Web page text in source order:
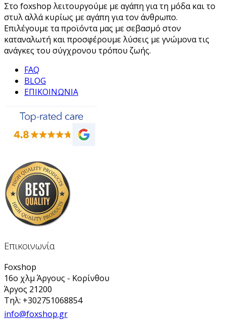
Στο foxshop λειτουργούμε με αγάπη για τη μόδα και το
στυλ αλλά κυρίως με αγάπη για τον άνθρωπο.
Επιλέγουμε τα προϊόντα μας με σεβασμό στον
καταναλωτή και προσφέρουμε λύσεις με γνώμονα τις
ανάγκες του σύγχρονου τρόπου ζωής.
FAQ
BLOG
ΕΠΙΚΟΙΝΩΝΙΑ
Επικοινωνία
Foxshop
16ο χλμ Άργους - Κορίνθου
Άργος 21200
Τηλ: +302751068854
info@foxshop.gr